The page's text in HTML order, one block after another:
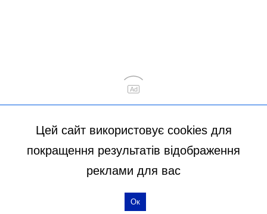
Цей сайт використовує cookies для
покращення результатів відображення
реклами для вас
Ок